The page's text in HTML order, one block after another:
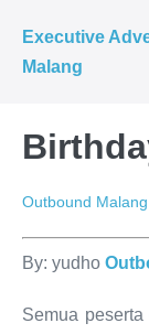
Executive
Malang
Outbound Malang
By: yudho
Semua peserta